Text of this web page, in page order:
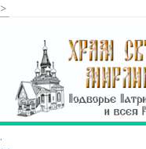
>
c
o